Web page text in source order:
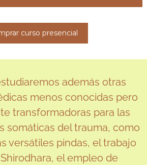
curso presencial
además otras
menos conocidas pero
transformadoras para las
somáticas del trauma, como
versátiles pindas, el trabajo
el empleo de